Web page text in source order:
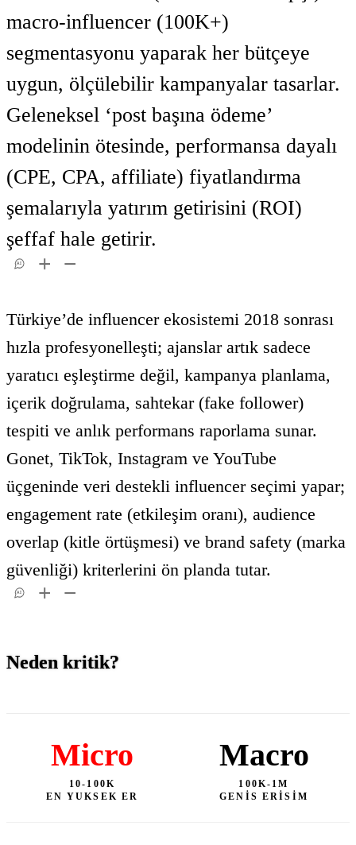
macro-influencer (100K+)
segmentasyonu yaparak her bütçeye
uygun, ölçülebilir kampanyalar tasarlar.
Geleneksel ‘post başına ödeme’
modelinin ötesinde, performansa dayalı
(CPE, CPA, affiliate) fiyatlandırma
şemalarıyla yatırım getirisini (ROI)
şeffaf hale getirir.
AI
Türkiye’de influencer ekosistemi 2018 sonrası
hızla profesyonelleşti; ajanslar artık sadece
yaratıcı eşleştirme değil, kampanya planlama,
içerik doğrulama, sahtekar (fake follower)
tespiti ve anlık performans raporlama sunar.
Gonet, TikTok, Instagram ve YouTube
üçgeninde veri destekli influencer seçimi yapar;
engagement rate (etkileşim oranı), audience
overlap (kitle örtüşmesi) ve brand safety (marka
güvenliği) kriterlerini ön planda tutar.
AI
Neden kritik?
Micro
10-100K
EN YUKSEK ER
Macro
100K-1M
GENIS ERISIM